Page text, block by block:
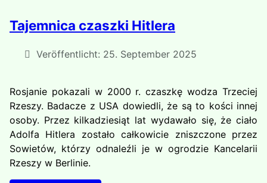
Tajemnica czaszki Hitlera
Veröffentlicht: 25. September 2025
Rosjanie pokazali w 2000 r. czaszkę wodza Trzeciej
Rzeszy. Badacze z USA dowiedli, że są to kości innej
osoby. Przez kilkadziesiąt lat wydawało się, że ciało
Adolfa Hitlera zostało całkowicie zniszczone przez
Sowietów, którzy odnaleźli je w ogrodzie Kancelarii
Rzeszy w Berlinie.